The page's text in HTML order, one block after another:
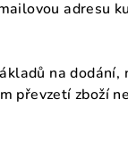
adresu
na
převzetí zboží